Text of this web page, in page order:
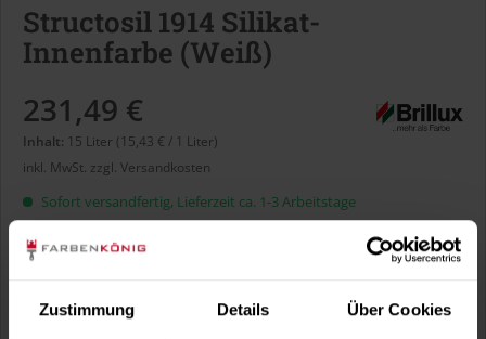
Zustimmung Details Über Cookies
Structosil 1914 Silikat-
Innenfarbe (Weiß)
231,49 €
Inhalt: 15 Liter (15,43 € / 1 Liter)
inkl. MwSt. zzgl. Versandkosten
Sofort versandfertig, Lieferzeit ca. 1-3 Arbeitstage
Liter: